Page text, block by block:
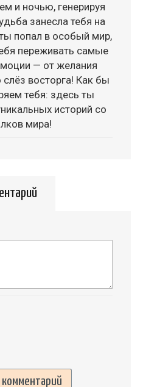
и ночью, генерируя
занесла тебя на
попал в особый мир,
переживать самые
— от желания
восторга! Как бы
тебя: здесь ты
историй со
мира!